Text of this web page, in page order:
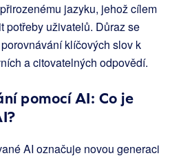
jazyku, jehož cílem
potřeby uživatelů. Důraz se
klíčových slov k
a citovatelných odpovědí.
pomocí AI: Co je
AI označuje novou generaci